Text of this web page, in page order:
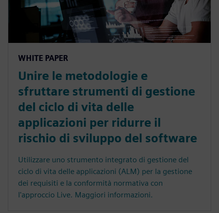
WHITE PAPER
Unire le metodologie e
sfruttare strumenti di gestione
del ciclo di vita delle
applicazioni per ridurre il
rischio di sviluppo del software
Utilizzare uno strumento integrato di gestione del
ciclo di vita delle applicazioni (ALM) per la gestione
dei requisiti e la conformità normativa con
l'approccio Live. Maggiori informazioni.